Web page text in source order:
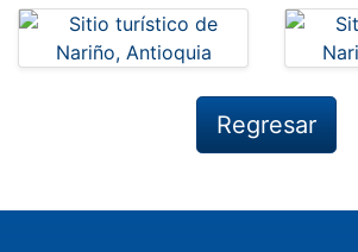
Regresar